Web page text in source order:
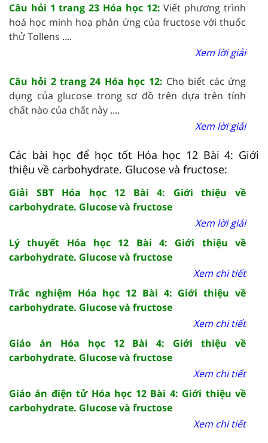
Câu hỏi 1 trang 23 Hóa học 12:Viết phương trình
hoá học minh hoạ phản ứng của fructose với thuốc
thử Tollens ....
Xem lời giải
Câu hỏi 2 trang 24 Hóa học 12: Cho biết các ứng
dụng của glucose trong sơ đồ trên dựa trên tính
chất nào của chất này ....
Xem lời giải
Các bài học để học tốt Hóa học 12 Bài 4: Giới
thiệu về carbohydrate. Glucose và fructose:
Giải SBT Hóa học 12 Bài 4: Giới thiệu về
carbohydrate. Glucose và fructose
Xem lời giải
Lý thuyết Hóa học 12 Bài 4: Giới thiệu về
carbohydrate. Glucose và fructose
Xem chi tiết
Trắc nghiệm Hóa học 12 Bài 4: Giới thiệu về
carbohydrate. Glucose và fructose
Xem chi tiết
Giáo án Hóa học 12 Bài 4: Giới thiệu về
carbohydrate. Glucose và fructose
Xem chi tiết
Giáo án điện tử Hóa học 12 Bài 4: Giới thiệu về
carbohydrate. Glucose và fructose
Xem chi tiết